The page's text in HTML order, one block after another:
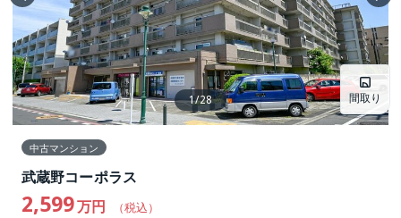
間取り
1/28
中古マンション
武蔵野コーポラス
2,599万円 （税込）